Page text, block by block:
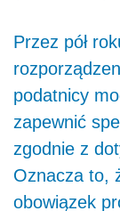
Przez pół
podatnicy
zapewnić
zgodnie z
Oznacza to,
obowiązek